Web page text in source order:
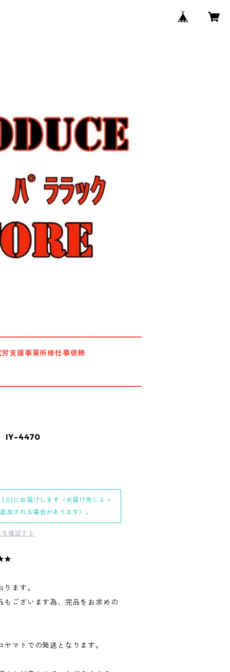
労支援事業所様仕事依頼
IY-4470
火)にお届けします（お届け先によっ
加される場合があります）。
確認する
ます。
ございます為、完品をお求めの
マトでの発送となります。